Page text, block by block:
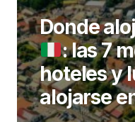
Donde
: las 7
hoteles y
alojarse